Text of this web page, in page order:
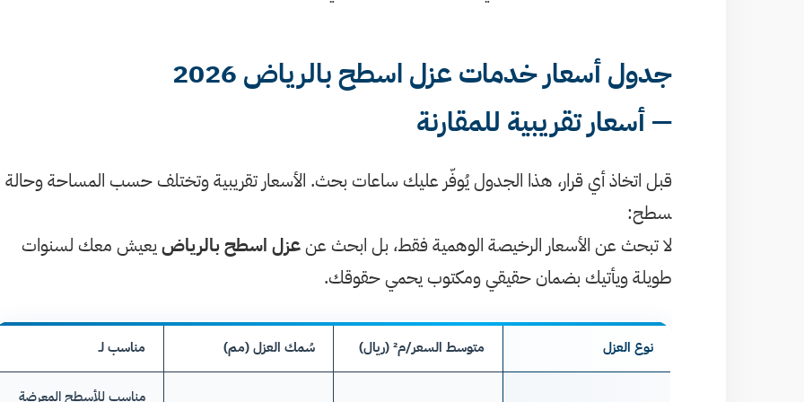
جدول أسعار خدمات عزل اسطح بالرياض 2026
— أسعار تقريبية للمقارنة
قبل اتخاذ أي قرار، هذا الجدول يُوفّر عليك ساعات بحث. الأسعار تقريبية وتختلف حسب المساحة وحالة
سطح:
لا تبحث عن الأسعار الرخيصة الوهمية فقط، بل ابحث عنعزل اسطح بالرياضيعيش معك لسنوات
طويلة ويأتيك بضمان حقيقي ومكتوب يحمي حقوقك.
نوع العزل متوسط السعر/م² (ريال) سُمك العزل (مم) مناسب لـ
مناسب للأسطح المعرضة